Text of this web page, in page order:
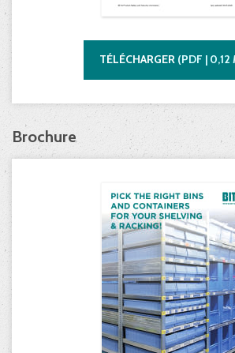
TÉLÉCHARGER (PDF | 0,12
Brochure